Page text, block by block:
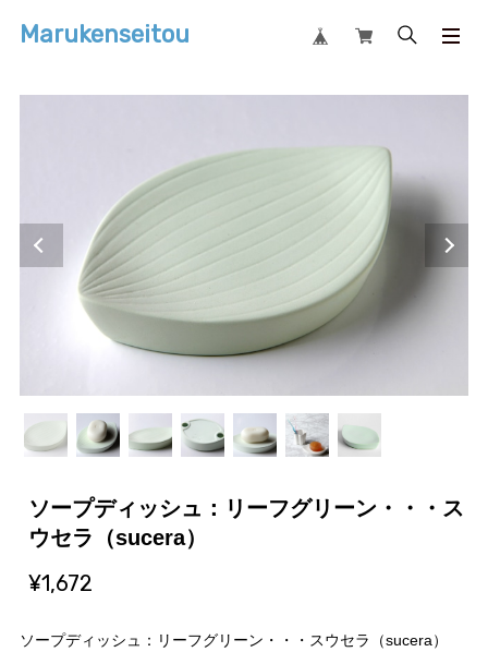
Marukenseitou
ソープディッシュ：リーフグリーン・・・ス
ウセラ（sucera）
¥1,672
ソープディッシュ：リーフグリーン・・・スウセラ（sucera）